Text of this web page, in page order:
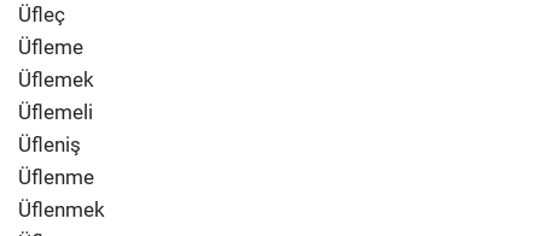
Üfleç
Üfleme
Üflemek
Üflemeli
Üfleniş
Üflenme
Üflenmek